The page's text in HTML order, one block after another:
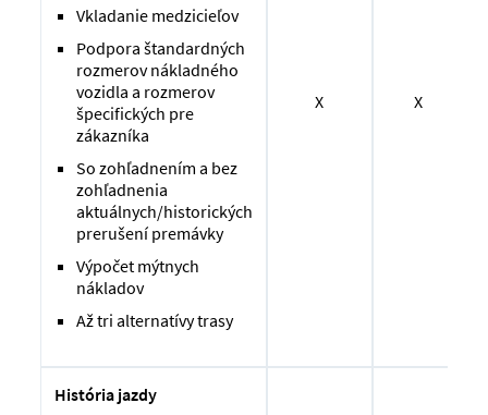
Vkladanie medzicieľov
Podpora štandardných
rozmerov nákladného
vozidla a rozmerov
špecifických pre
zákazníka
So zohľadnením a bez
zohľadnenia
aktuálnych/historických
prerušení premávky
Výpočet mýtnych
nákladov
Až tri alternatívy trasy
X X
História jazdy